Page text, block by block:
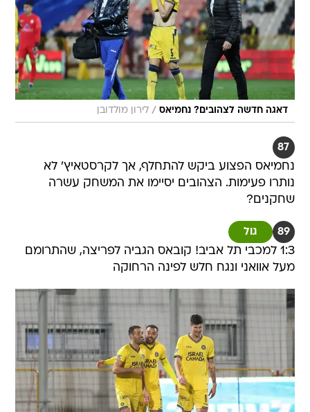
דאגה חדשה לצהובים? נחמיאס / לירון מולדובן
87
נחמיאס הפצוע ביקש להתחלף, אך לקרסטאיץ' לא
נותרו פעימות. הצהובים יסיימו את המשחק עשרה
שחקנים?
89 גול
1:3 למכבי תל אביב! קובאס הגביה לפריצה, שהתרומם
מעל אוואני ונגח חלש לפינה הרחוקה